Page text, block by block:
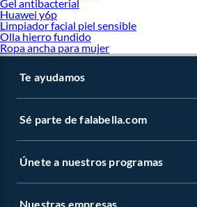
Gel antibacterial
Huawei y6p
Limpiador facial piel sensible
Olla hierro fundido
Ropa ancha para mujer
Te ayudamos
Sé parte de falabella.com
Únete a nuestros programas
Nuestras empresas